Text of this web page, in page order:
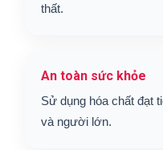
thất.
An toàn sức khỏe
Sử dụng hóa chất đạt
và người lớn.